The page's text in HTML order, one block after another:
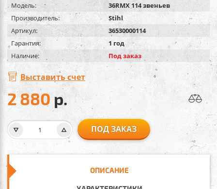
Модель:
36RMX 114 звеньев
Производитель:
Stihl
Артикул:
36530000114
Гарантия:
1 год
Наличие:
Под заказ
Выставить счет
2 880 р.
ПОД ЗАКАЗ
ОПИСАНИЕ